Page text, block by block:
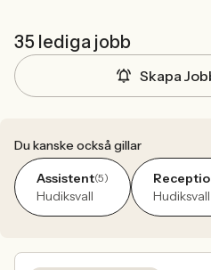
35 lediga jobb
Skapa
Du kanske också gillar
Assistent(5)
Hudiksvall Hudiksvall